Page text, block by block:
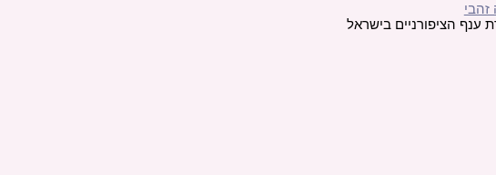
זהבי
ענף הציפורניים בישראל